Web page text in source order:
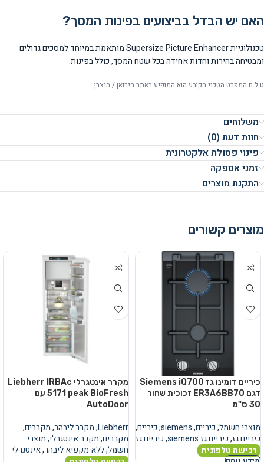
האם יש הבדל בביצועים בפינות המסך?
טכנולוגיית Supersize Picture Enhancer מותאמת במיוחד למסכים גדולים
ומבטיחה בהירות וחדות אחידה בכל שטח המסך, כולל בפינות.
ט.ל.ח המפרט הטכני הקובע הוא המופיע באתר היבואן / היצרן
משלוחים
חוות דעת (0)
פינוי פסולת אלקטרונית
זמני אספקה
התקנת מוצרים
מוצרים קשורים
כיריים דומינו גז Siemens iQ700
דגם ER3A6BB70 זכוכית שחור
30 ס"מ
מוצרי חשמל,כיריים,
siemens
,כיריים,
כיריים גז,כיריים גז siemens ,כיריים גז
רכישה טלפונית
מקרר אינטגרלי Liebherr IRBAc
5171 peak BioFresh עם
AutoDoor
Liebherr
,מקרר ליבהר,מקררים,
מקררים,מקרר אינטגרלי,מוצרי
חשמל,ללא מקפיא ליבהר,אינטגרלי